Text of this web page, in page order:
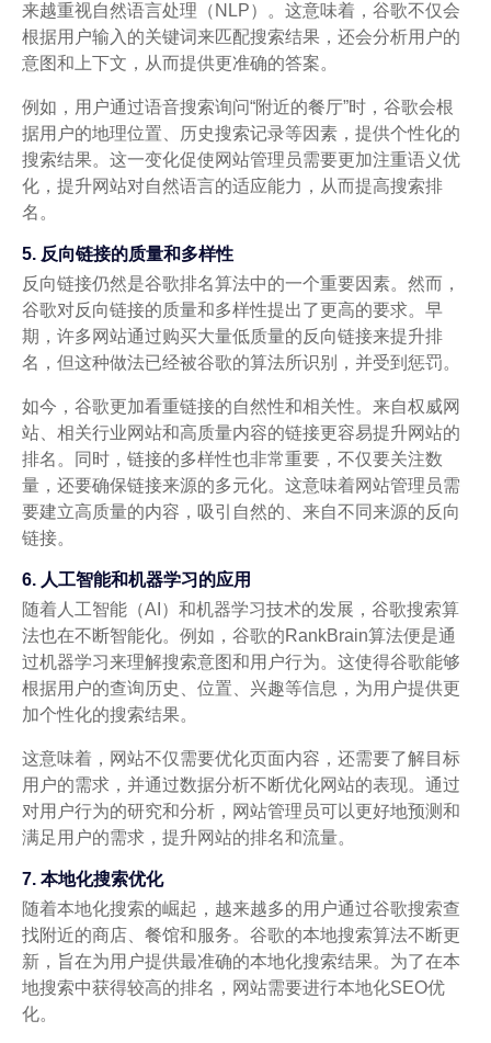
来越重视自然语言处理（NLP）。这意味着，谷歌不仅会
根据用户输入的关键词来匹配搜索结果，还会分析用户的
意图和上下文，从而提供更准确的答案。
例如，用户通过语音搜索询问“附近的餐厅”时，谷歌会根
据用户的地理位置、历史搜索记录等因素，提供个性化的
搜索结果。这一变化促使网站管理员需要更加注重语义优
化，提升网站对自然语言的适应能力，从而提高搜索排
名。
5. 反向链接的质量和多样性
反向链接仍然是谷歌排名算法中的一个重要因素。然而，
谷歌对反向链接的质量和多样性提出了更高的要求。早
期，许多网站通过购买大量低质量的反向链接来提升排
名，但这种做法已经被谷歌的算法所识别，并受到惩罚。
如今，谷歌更加看重链接的自然性和相关性。来自权威网
站、相关行业网站和高质量内容的链接更容易提升网站的
排名。同时，链接的多样性也非常重要，不仅要关注数
量，还要确保链接来源的多元化。这意味着网站管理员需
要建立高质量的内容，吸引自然的、来自不同来源的反向
链接。
6. 人工智能和机器学习的应用
随着人工智能（AI）和机器学习技术的发展，谷歌搜索算
法也在不断智能化。例如，谷歌的RankBrain算法便是通
过机器学习来理解搜索意图和用户行为。这使得谷歌能够
根据用户的查询历史、位置、兴趣等信息，为用户提供更
加个性化的搜索结果。
这意味着，网站不仅需要优化页面内容，还需要了解目标
用户的需求，并通过数据分析不断优化网站的表现。通过
对用户行为的研究和分析，网站管理员可以更好地预测和
满足用户的需求，提升网站的排名和流量。
7. 本地化搜索优化
随着本地化搜索的崛起，越来越多的用户通过谷歌搜索查
找附近的商店、餐馆和服务。谷歌的本地搜索算法不断更
新，旨在为用户提供最准确的本地化搜索结果。为了在本
地搜索中获得较高的排名，网站需要进行本地化SEO优
化。